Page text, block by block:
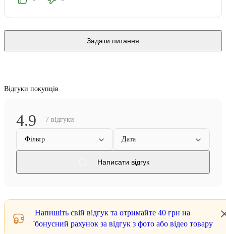
Задати питання
Відгуки покупців
4.9 7 відгуки
Фільтр Дата
Написати відгук
Напишіть свій відгук та отримайте 40 грн на
бонусний рахунок за відгук з фото або відео товару